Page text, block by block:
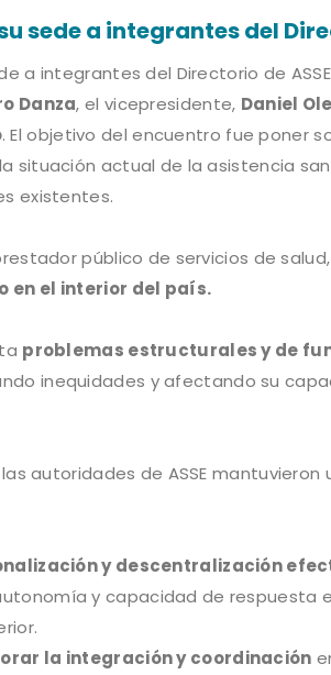
sede a integrantes del
a integrantes del Directorio de
Danza, el vicepresidente, Daniel
. El objetivo del encuentro fue poner
situación actual de la asistencia
existentes.
público de servicios de
en el interior del país.
problemas estructurales y de
inequidades y afectando su
las autoridades de ASSE
y descentralización
y capacidad de respuesta
la integración y coordinación